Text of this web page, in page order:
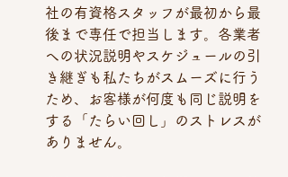
社の有資格スタッフが最初から最
後まで専任で担当します。各業者
への状況説明やスケジュールの引
き継ぎも私たちがスムーズに行う
ため、お客様が何度も同じ説明を
する「たらい回し」のストレスが
ありません。